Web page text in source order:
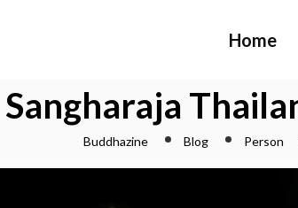
Home
Sangharaja
Buddhazine Blog Person